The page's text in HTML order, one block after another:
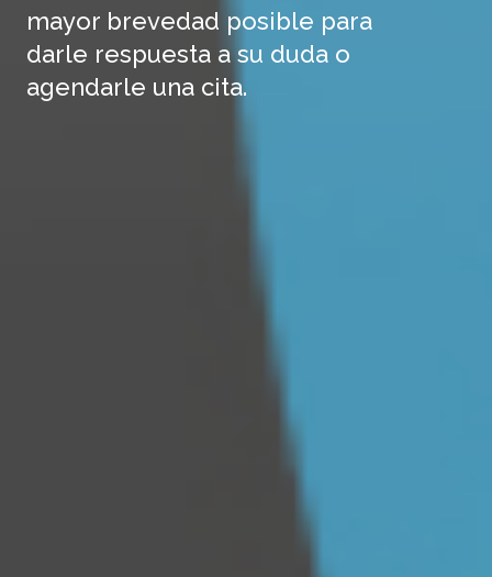
mayor brevedad posible para
darle respuesta a su duda o
agendarle una cita.